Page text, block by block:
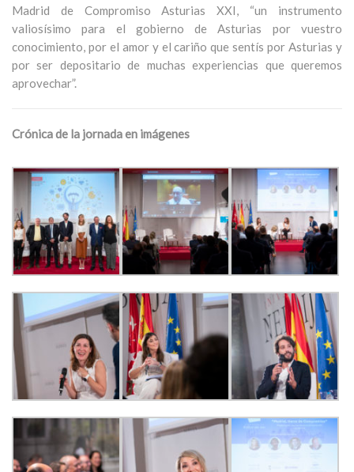
Madrid de Compromiso Asturias XXI, “un instrumento
valiosísimo para el gobierno de Asturias por vuestro
conocimiento, por el amor y el cariño que sentís por Asturias y
por ser depositario de muchas experiencias que queremos
aprovechar”.
Crónica de la jornada en imágenes